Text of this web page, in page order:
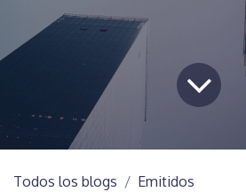
Todos los blogs
Emitidos